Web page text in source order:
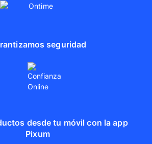
seguridad
desde tu móvil con la app
Pixum